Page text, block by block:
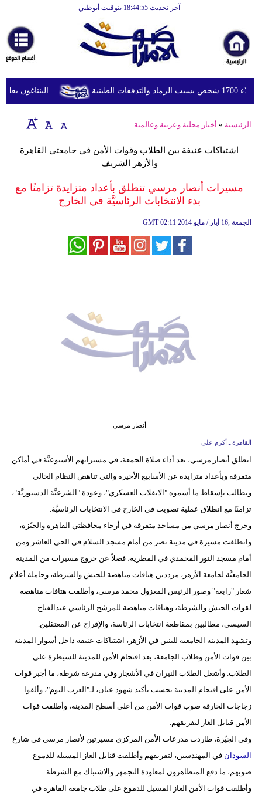
آخر تحديث 18:44:55 بتوقيت أبوظبي
أخبارعاجلة
رياضة
ثقافة
إقتصاد
وموسيقى
أزياء
علوم
وتكنولوجيا
أبراج
سيارات
البنتاغون يعلن
الرئيسية » أخبار محلية وعربية وعالمية
اشتباكات عنيفة بين الطلاب وقوات الأمن في جامعتي القاهرة
والأزهر الشريف
مسيرات أنصار مرسي تنطلق بأعداد متزايدة تزامنًا مع
بدء الانتخابات الرئاسيَّة في الخارج
GMT 02:11 2014 الجمعة ,16 أيار / مايو
أنصار مرسي
القاهرة ـ أكرم علي
انطلق أنصار مرسي، بعد أداء صلاة الجمعة، في مسيراتهم الأسبوعيَّة في أماكن
متفرقة وبأعداد متزايدة عن الأسابيع الأخيرة والتي تناهض النظام الحالي
وتطالب بإسقاط ما أسموه "الانقلاب العسكري"، وعودة "الشرعيَّة الدستوريَّة"،
تزامنًا مع انطلاق عملية تصويت في الخارج في الانتخابات الرئاسيَّة.
وخرج أنصار مرسي من مساجد متفرقة في أرجاء محافظتي القاهرة والجيّزة،
وانطلقت مسيرة في مدينة نصر من أمام مسجد السلام في الحي العاشر ومن
أمام مسجد النور المحمدي في المطرية، فضلاً عن خروج مسيرات من المدينة
الجامعيَّة لجامعة الأزهر، مرددين هتافات مناهضة للجيش والشرطة، وحاملة أعلام
شعار "رابعة" وصور الرئيس المعزول محمد مرسي، وأطلقت هتافات مناهضة
لقوات الجيش والشرطة، وهتافات مناهضة للمرشح الرئاسي عبدالفتاح
السيسى، مطالبين بمقاطعة انتخابات الرئاسة، والإفراج عن المعتقلين.
وتشهد المدينة الجامعية للبنين في الأزهر، اشتباكات عنيفة داخل أسوار المدينة
بين قوات الأمن وطلاب الجامعة، بعد اقتحام الأمن للمدينة للسيطرة على
الطلاب. وأشعل الطلاب النيران في الأشجار وفي مدرعة شرطة، ما أجبر قوات
الأمن على اقتحام المدينة بحسب تأكيد شهود عيان، لـ"العرب اليوم"، وألقوا
زجاجات الحارقة صوب قوات الأمن من أعلى أسطح المدينة، وأطلقت قوات
الأمن قنابل الغاز لتفريقهم.
وفي الجيّزة، طاردت مدرعات الأمن المركزي مسيرتين لأنصار مرسي في شارع
السودان في المهندسين، لتفريقهم وأطلقت قنابل الغاز المسيلة للدموع
صوبهم، ما دفع المتظاهرون لمعاودة التجمهر والاشتباك مع الشرطة.
وأطلقت قوات الأمن الغاز المسيل للدموع على طلاب جامعة القاهرة في